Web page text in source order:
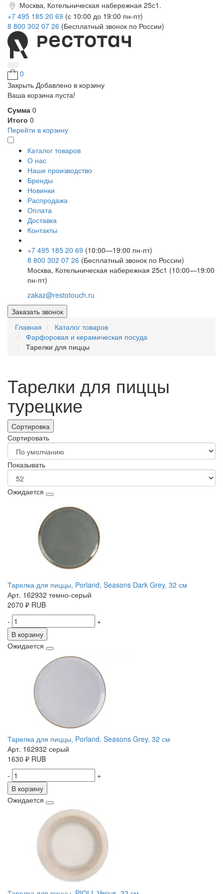
Москва, Котельническая набережная 25с1.
+7 495 185 20 69 (с 10:00 до 19:00 пн-пт)
8 800 302 07 26 (Бесплатный звонок по России)
0
Закрыть Добавлено в корзину
Ваша корзина пуста!
Сумма 0
Итого 0
Перейти в корзину
Каталог товаров
О нас
Наше производство
Бренды
Новинки
Распродажа
Оплата
Доставка
Контакты
+7 495 185 20 69 (10:00—19:00 пн-пт)
8 800 302 07 26 (Бесплатный звонок по России)
Москва, Котельническая набережная 25с1 (10:00—19:00
пн-пт)
zakaz@restotouch.ru
Заказать звонок
Главная
Каталог товаров
Фарфоровая и керамическая посуда
Тарелки для пиццы
Тарелки для пиццы
турецкие
Сортировка
Сортировать
Показывать
Ожидается
Тарелка для пиццы, Porland, Seasons Dark Grey, 32 см
Арт. 162932 темно-серый
2070 ₽ RUB
-
+
В корзину
Ожидается
Тарелка для пиццы, Porland, Seasons Grey, 32 см
Арт. 162932 серый
1630 ₽ RUB
-
+
В корзину
Ожидается